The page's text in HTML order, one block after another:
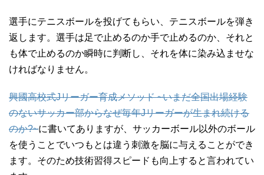
選手にテニスボールを投げてもらい、テニスボールを弾き
返します。選手は足で止めるのか手で止めるのか、それと
も体で止めるのか瞬時に判断し、それを体に染み込ませな
ければなりません。
興國高校式Jリーガー育成メソッド ~いまだ全国出場経験
のないサッカー部からなぜ毎年Jリーガーが生まれ続ける
のか?~に書いてありますが、サッカーボール以外のボール
を使うことでいつもとは違う刺激を脳に与えることができ
ます。そのため技術習得スピードも向上すると言われてい